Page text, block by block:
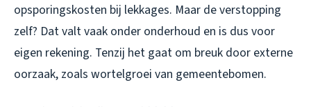
opsporingskosten bij lekkages. Maar de verstopping
zelf? Dat valt vaak onder onderhoud en is dus voor
eigen rekening. Tenzij het gaat om breuk door externe
oorzaak, zoals wortelgroei van gemeentebomen.